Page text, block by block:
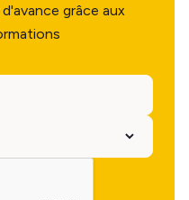
grâce aux